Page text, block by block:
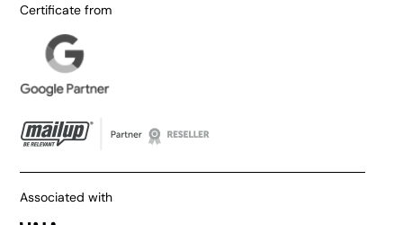
Certificate from
Associated with